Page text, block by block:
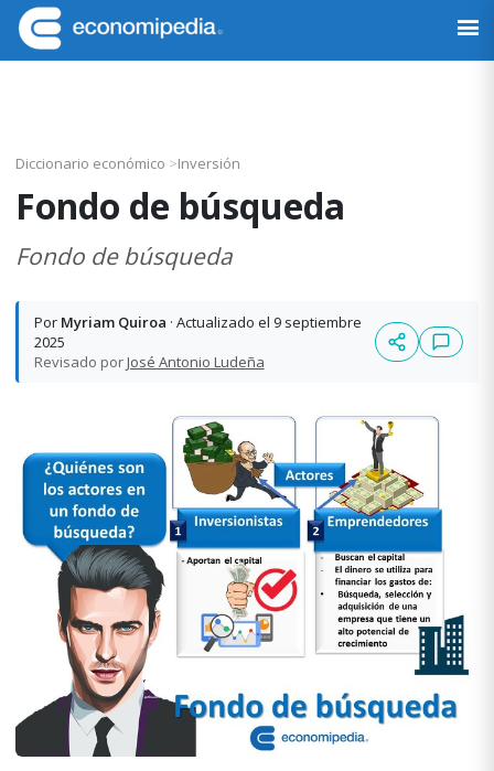
Saltar
a
la
Saltar
al
contenido
Saltar
a
la
Saltar
al
pie
Economipedia
Haciendo
Diccionario económico >Inversión
Fondo de búsqueda
Fondo de búsqueda
Por Myriam Quiroa · Actualizado el 9 septiembre
2025
Revisado porJosé Antonio Ludeña